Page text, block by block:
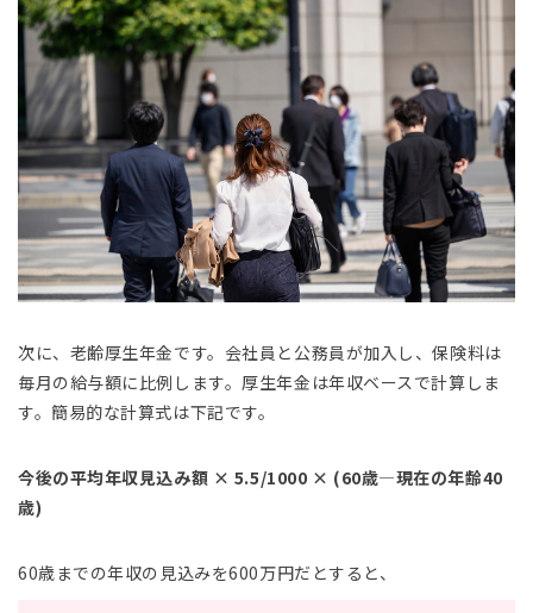
次に、老齢厚生年金です。会社員と公務員が加入し、保険料は
毎月の給与額に比例します。厚生年金は年収ベースで計算しま
す。簡易的な計算式は下記です。
今後の平均年収見込み額 × 5.5/1000 × (60歳―現在の年齢40
歳)
60歳までの年収の見込みを600万円だとすると、